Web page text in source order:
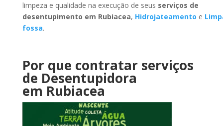
limpeza e qualidade na execução de seus serviços de
desentupimento em Rubiacea, Hidrojateamento e
fossa.
Por que contratar serviços
de Desentupidora
em Rubiacea